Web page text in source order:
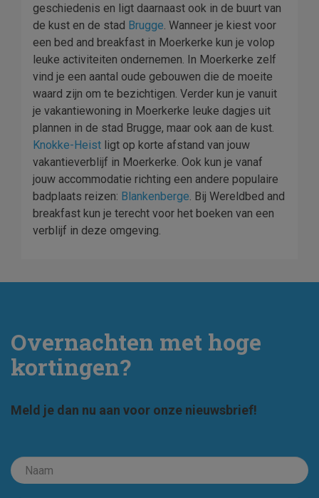
geschiedenis en ligt daarnaast ook in de buurt van
de kust en de stad Brugge. Wanneer je kiest voor
een bed and breakfast in Moerkerke kun je volop
leuke activiteiten ondernemen. In Moerkerke zelf
vind je een aantal oude gebouwen die de moeite
waard zijn om te bezichtigen. Verder kun je vanuit
je vakantiewoning in Moerkerke leuke dagjes uit
plannen in de stad Brugge, maar ook aan de kust.
Knokke-Heist ligt op korte afstand van jouw
vakantieverblijf in Moerkerke. Ook kun je vanaf
jouw accommodatie richting een andere populaire
badplaats reizen: Blankenberge. Bij Wereldbed and
breakfast kun je terecht voor het boeken van een
verblijf in deze omgeving.
Overnachten met hoge
kortingen?
Meld je dan nu aan voor onze nieuwsbrief!